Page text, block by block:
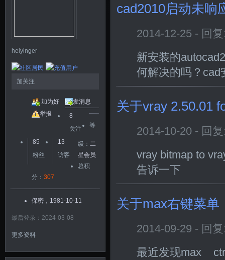
heiyinger
加关注
加为好
友
发消息
举报
8
关注
85
粉丝
13
访客
等
级：二
星会员
总积
分： 307
保密，1981-10-11
最后登录：2024-03-08
更多资料
cad2010启动未响
2014-12-25 - 回
新安装的
何解决的吗？cad
关于vray 2.50.01
2014-10-20 - 回
vray bitmap to
告诉一下
关于max右键菜单
2014-09-29 - 回
最近发现max